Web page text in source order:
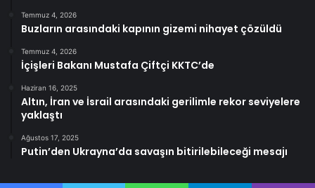
Temmuz 4, 2026
Buzların arasındaki kapının gizemi nihayet çözüldü
Temmuz 4, 2026
İçişleri Bakanı Mustafa Çiftçi KKTC’de
Haziran 16, 2025
Altın, İran ve İsrail arasındaki gerilimle rekor seviyelere
yaklaştı
Ağustos 17, 2025
Putin’den Ukrayna’da savaşın bitirilebileceği mesajı